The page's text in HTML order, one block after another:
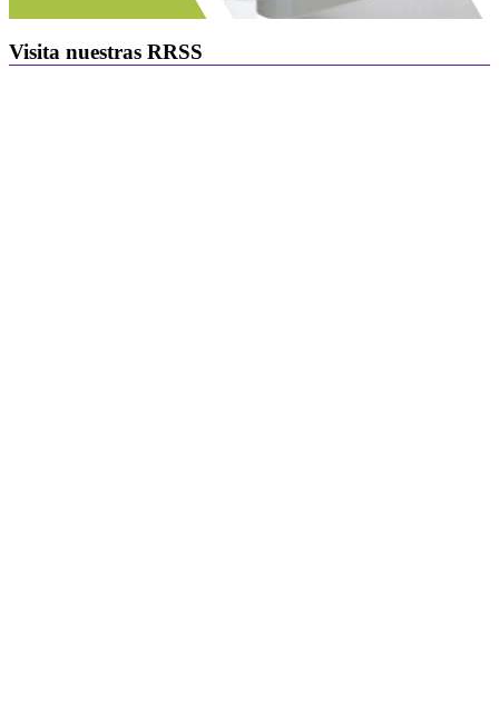
Visita nuestras RRSS